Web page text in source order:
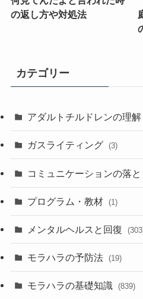
の返し方や対処法
カテゴリー
アダルトチルドレンの理解
ガスライティング (3)
コミュニケーションの落と
プログラム・教材 (1)
メンタルヘルスと回復
モラハラの予防法 (19)
モラハラの基礎知識 (839)